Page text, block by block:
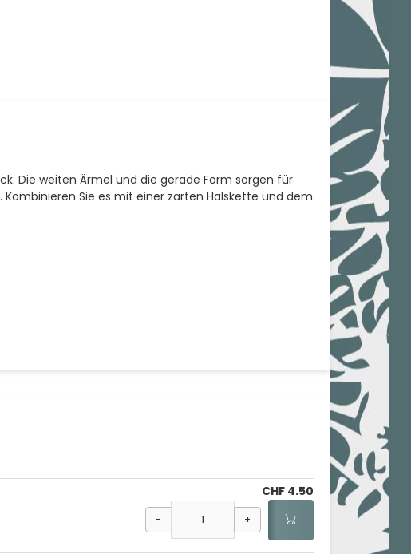
Die weiten Ärmel und die gerade Form sorgen für
Sie es mit einer zarten Halskette und dem
CHF 4.50
- +